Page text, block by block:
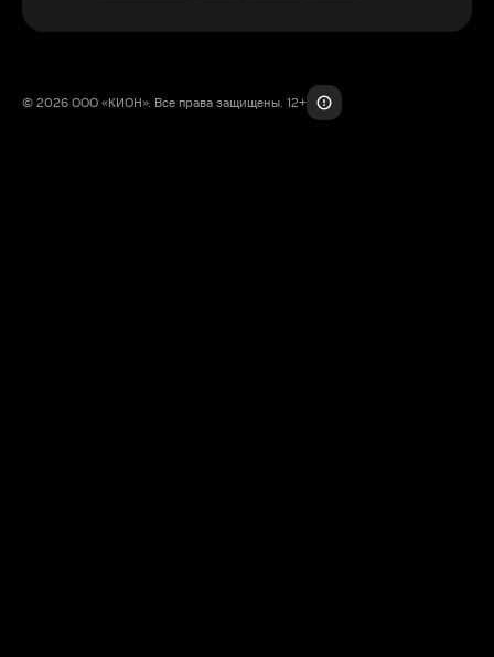
© 2026 ООО «КИОН». Все права защищены. 12+